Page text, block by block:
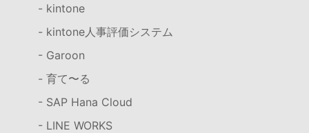
- kintone
- kintone人事評価システム
- Garoon
- 育て〜る
- SAP Hana Cloud
- LINE WORKS